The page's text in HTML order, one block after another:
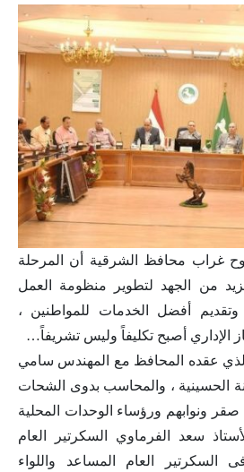
غراب محافظ الشرقية أن المرحلة
من الجهد لتطوير منظومة العمل
أفضل الخدمات للمواطنين ،
الإداري أصبح تكليفاً وليس تشريفاً…
عقده المحافظ مع المهندس سامي
الحسينية ، والمحاسب بدوى الشحات
ونوابهم ورؤساء الوحدات المحلية
سعد الفرماوي السكرتير العام
السكرتير العام المساعد واللواء